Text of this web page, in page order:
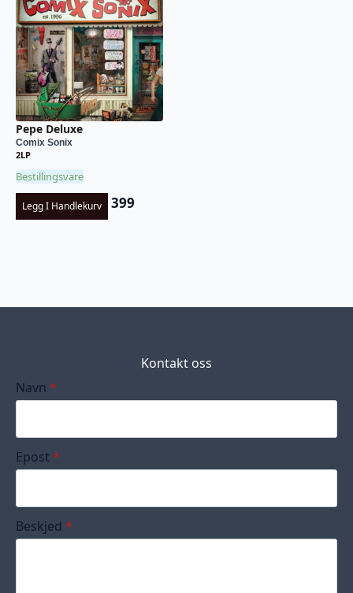
Pepe Deluxe
Comix Sonix
2LP
Bestillingsvare
Legg I Handlekurv 399
Kontakt oss
Navn *
Epost *
Beskjed *